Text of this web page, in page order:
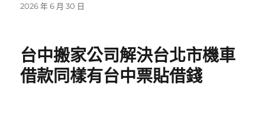
發
2026 年 6 月 30 日
台中搬家公司解決台北市機車
借款同樣有台中票貼借錢